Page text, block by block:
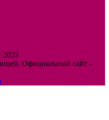
2025
Официальный сайт -